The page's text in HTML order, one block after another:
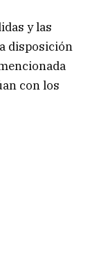
y las
disposición
con los